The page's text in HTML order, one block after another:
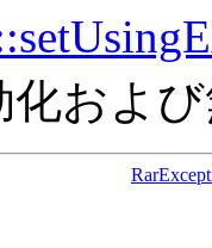
化およ